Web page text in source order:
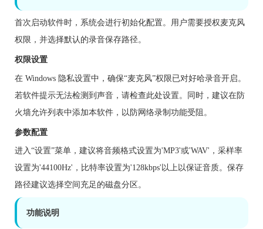
首次启动软件时，系统会进行初始化配置。用户需要授权麦克风
权限，并选择默认的录音保存路径。
权限设置
在 Windows 隐私设置中，确保“麦克风”权限已对好哈录音开启。
若软件提示无法检测到声音，请检查此处设置。同时，建议在防
火墙允许列表中添加本软件，以防网络录制功能受阻。
参数配置
进入“设置”菜单，建议将音频格式设置为'MP3'或'WAV'，采样率
设置为'44100Hz'，比特率设置为'128kbps'以上以保证音质。保存
路径建议选择空间充足的磁盘分区。
功能说明